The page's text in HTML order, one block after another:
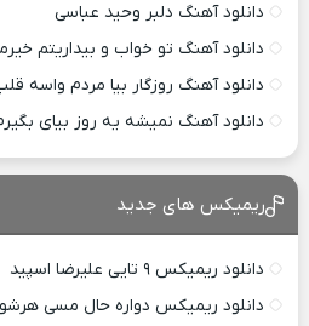
دانلود آهنگ دلبر وحید عباسی
دانلود آهنگ تو خواب و بیداریتم
دانلود آهنگ روزگار بیا مردم واسه
دانلود آهنگ نمیشه یه روز بیای
ریمیکس های جدید
دانلود ریمیکس ۹ تایی علیرضا اسپید
دانلود ریمیکس دواره حال مسی هرشو